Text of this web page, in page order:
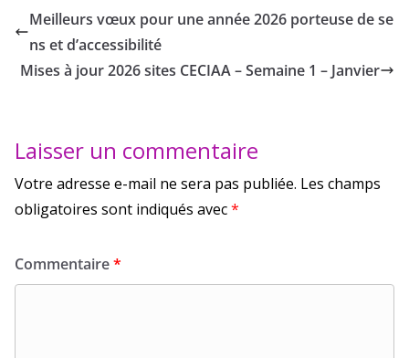
Meilleurs vœux pour une année 2026 porteuse de se
ns et d’accessibilité
Mises à jour 2026 sites CECIAA – Semaine 1 – Janvier
Laisser un commentaire
Votre adresse e-mail ne sera pas publiée. Les champs
obligatoires sont indiqués avec*
Commentaire*